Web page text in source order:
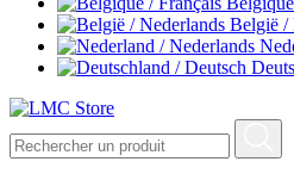
België /